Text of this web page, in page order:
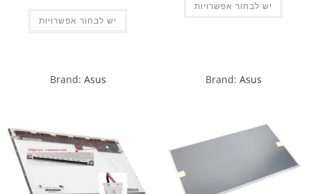
יש לבחור אפשרויות
יש לבחור אפשרויות
Brand: Asus
Brand: Asus